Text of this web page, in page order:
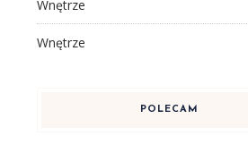
Wnętrze
Wnętrze
POLECAM